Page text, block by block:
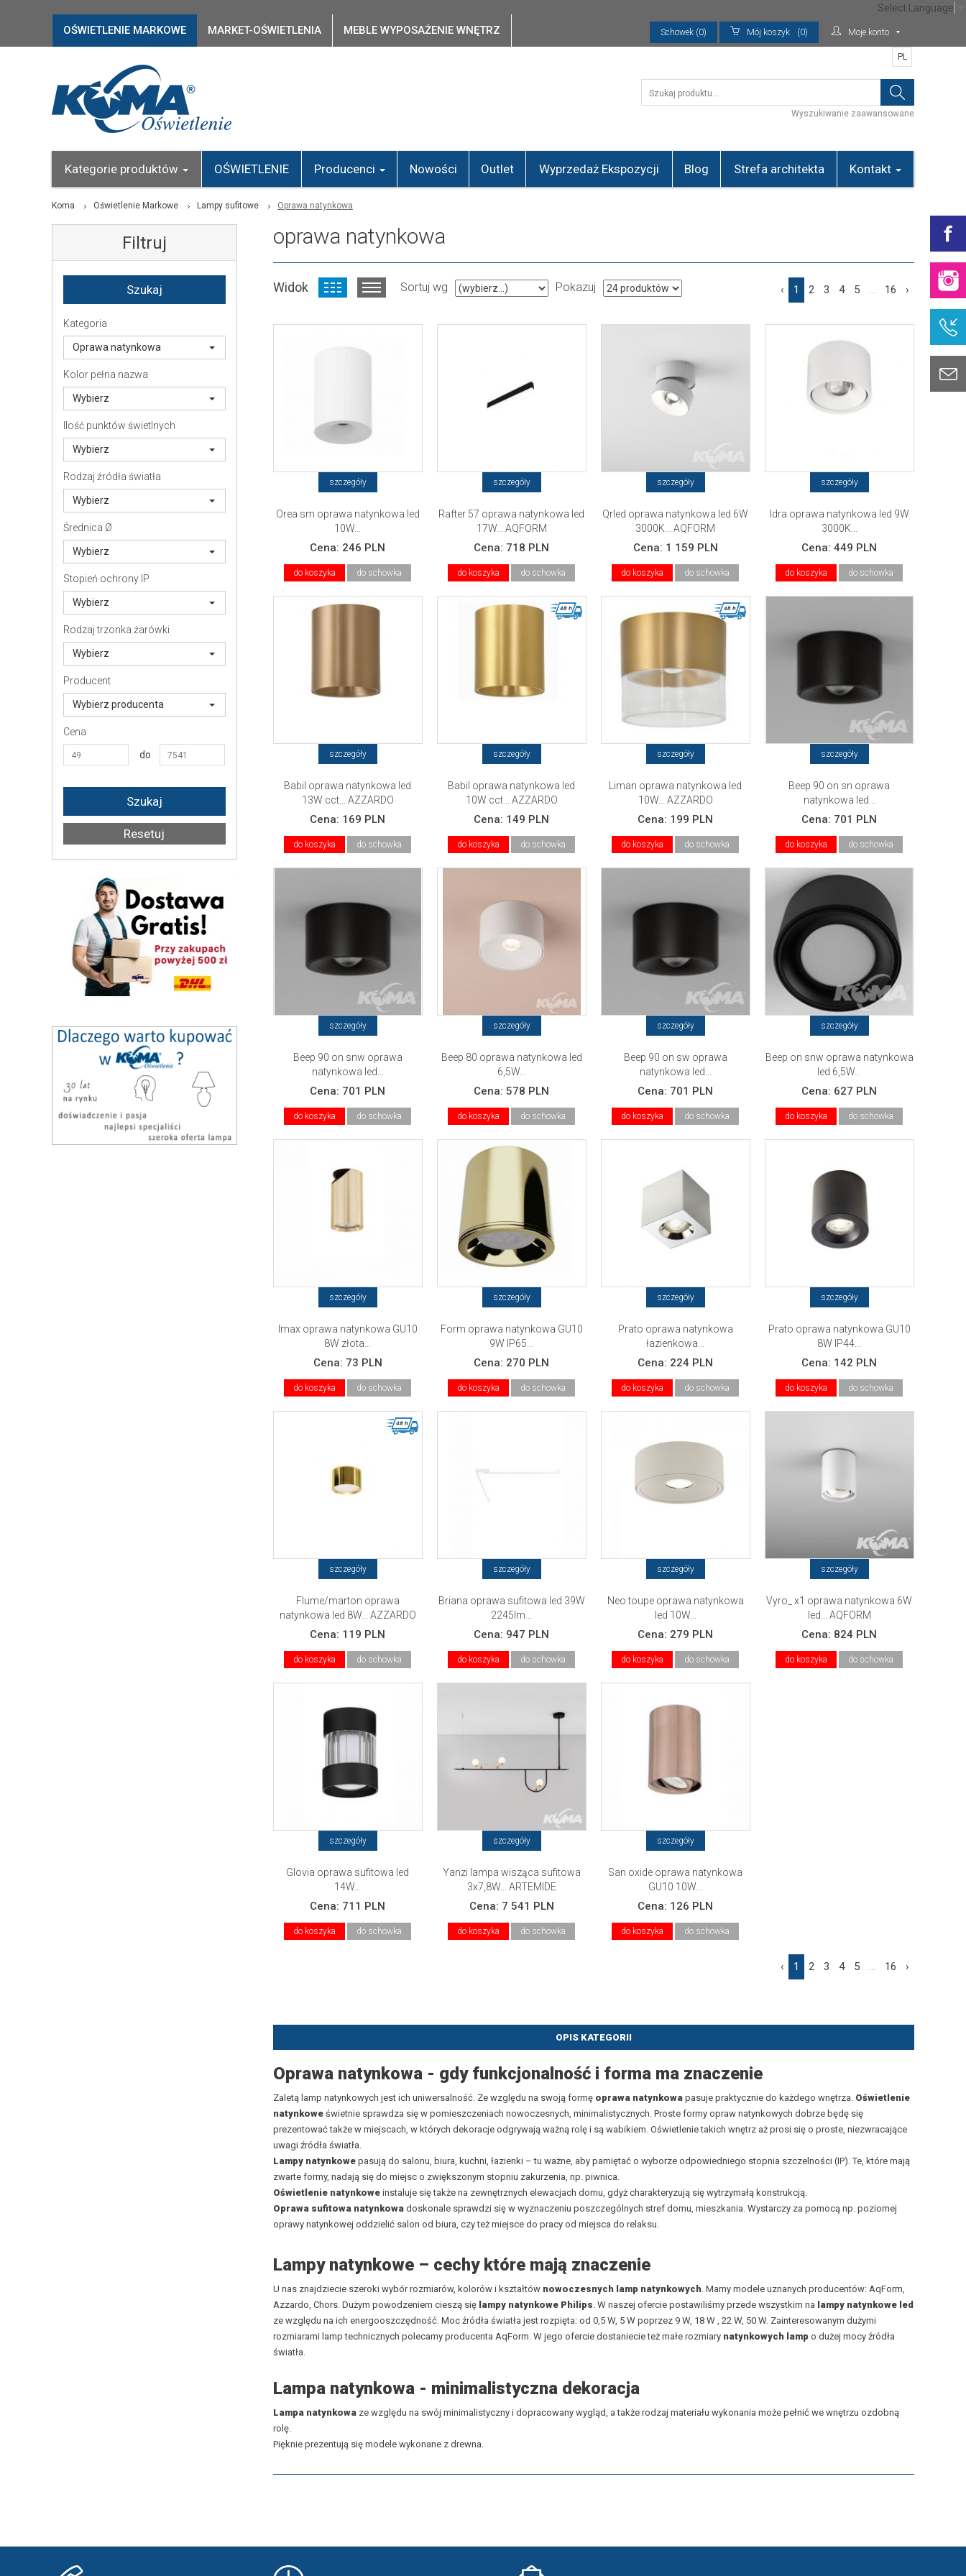
OŚWIETLENIE MARKOWE MARKET-OŚWIETLENIA MEBLE WYPOSAŻENIE WNĘTRZ Schowek (0) Mój koszyk (0) Moje konto
Wyszukiwanie zaawansowane
PL
Kategorie produktów OŚWIETLENIE Producenci Nowości Outlet Wyprzedaż Ekspozycji Blog Strefa architekta Kontakt
Koma Oświetlenie Markowe Lampy sufitowe Oprawa natynkowa
Filtruj
Kategoria
Oprawa natynkowa
Kolor pełna nazwa
Wybierz
Ilość punktów świetlnych
Wybierz
Rodzaj źródła światła
Wybierz
Średnica Ø
Wybierz
Stopień ochrony IP
Wybierz
Rodzaj trzonka żarówki
Wybierz
Producent
Wybierz producenta
Cena
do
oprawa natynkowa
Widok Sortuj wg Pokazuj ‹ 1 2 3 4 5 ... 16 ›
szczegóły
Orea sm oprawa natynkowa led
10W...
Cena: 246 PLN
do koszyka do schowka
szczegóły
Rafter 57 oprawa natynkowa led
17W... AQFORM
Cena: 718 PLN
do koszyka do schowka
szczegóły
Qrled oprawa natynkowa led 6W
3000K... AQFORM
Cena: 1 159 PLN
do koszyka do schowka
szczegóły
Idra oprawa natynkowa led 9W
3000K...
Cena:449 PLN
do koszyka do schowka
szczegóły
Babil oprawa natynkowa led
13W cct... AZZARDO
Cena: 169 PLN
do koszyka do schowka
szczegóły
Babil oprawa natynkowa led
10W cct... AZZARDO
Cena: 149 PLN
do koszyka do schowka
szczegóły
Liman oprawa natynkowa led
10W... AZZARDO
Cena: 199 PLN
do koszyka do schowka
szczegóły
Beep 90 on sn oprawa
natynkowa led...
Cena: 701 PLN
do koszyka do schowka
szczegóły
Beep 90 on snw oprawa
natynkowa led...
Cena: 701 PLN
do koszyka do schowka
szczegóły
Beep 80 oprawa natynkowa led
6,5W...
Cena: 578 PLN
do koszyka do schowka
szczegóły
Beep 90 on sw oprawa
natynkowa led...
Cena: 701 PLN
do koszyka do schowka
szczegóły
Beep on snw oprawa natynkowa
led 6,5W...
Cena: 627 PLN
do koszyka do schowka
szczegóły
Imax oprawa natynkowa GU10
8W złota...
Cena: 73 PLN
do koszyka do schowka
szczegóły
Form oprawa natynkowa GU10
9W IP65...
Cena: 270 PLN
do koszyka do schowka
szczegóły
Prato oprawa natynkowa
łazienkowa...
Cena: 224 PLN
do koszyka do schowka
szczegóły
Prato oprawa natynkowa GU10
8W IP44...
Cena: 142 PLN
do koszyka do schowka
szczegóły
Flume/marton oprawa
natynkowa led 8W... AZZARDO
Cena: 119 PLN
do koszyka do schowka
szczegóły
Briana oprawa sufitowa led 39W
2245lm...
Cena: 947 PLN
do koszyka do schowka
szczegóły
Neo toupe oprawa natynkowa
led 10W...
Cena: 279 PLN
do koszyka do schowka
szczegóły
Vyro_ x1 oprawa natynkowa 6W
led... AQFORM
Cena: 824 PLN
do koszyka do schowka
szczegóły
Glovia oprawa sufitowa led
14W...
Cena: 711 PLN
do koszyka do schowka
szczegóły
Yanzi lampa wisząca sufitowa
3x7,8W... ARTEMIDE
Cena: 7 541 PLN
do koszyka do schowka
szczegóły
San oxide oprawa natynkowa
GU10 10W...
Cena: 126 PLN
do koszyka do schowka
‹ 1 2 3 4 5 ... 16 ›
OPIS KATEGORII
Oprawa natynkowa - gdy funkcjonalność i forma ma znaczenie
Zaletą lamp natynkowych jest ich uniwersalność. Ze względu na swoją formę oprawa natynkowapasuje praktycznie do każdego wnętrza. Oświetlenie
natynkoweświetnie sprawdza się w pomieszczeniach nowoczesnych, minimalistycznych. Proste formy opraw natynkowych dobrze będę się
prezentować także w miejscach, w których dekoracje odgrywają ważną rolę i są wabikiem. Oświetlenie takich wnętrz aż prosi się o proste, niezwracające
uwagi źródła światła.
Lampy natynkowepasują do salonu, biura, kuchni, łazienki – tu ważne, aby pamiętać o wyborze odpowiedniego stopnia szczelności (IP). Te, które mają
zwarte formy, nadają się do miejsc o zwiększonym stopniu zakurzenia, np. piwnica.
Oświetlenie natynkoweinstaluje się także na zewnętrznych elewacjach domu, gdyż charakteryzują się wytrzymałą konstrukcją.
Oprawa sufitowa natynkowadoskonale sprawdzi się w wyznaczeniu poszczególnych stref domu, mieszkania. Wystarczy za pomocą np. poziomej
oprawy natynkowej oddzielić salon od biura, czy też miejsce do pracy od miejsca do relaksu.
Lampy natynkowe – cechy które mają znaczenie
U nas znajdziecie szeroki wybór rozmiarów, kolorów i kształtów nowoczesnych lamp natynkowych. Mamy modele uznanych producentów: AqForm,
Azzardo, Chors. Dużym powodzeniem cieszą się lampy natynkowe Philips. W naszej ofercie postawiliśmy przede wszystkim na lampy natynkowe led
ze względu na ich energooszczędność. Moc źródła światła jest rozpięta: od 0,5 W, 5 W poprzez 9 W, 18 W , 22 W, 50 W. Zainteresowanym dużymi
rozmiarami lamp technicznych polecamy producenta AqForm. W jego ofercie dostaniecie też małe rozmiary natynkowych lamp o dużej mocy źródła
światła.
Lampa natynkowa - minimalistyczna dekoracja
Lampa natynkowaze względu na swój minimalistyczny i dopracowany wygląd, a także rodzaj materiału wykonania może pełnić we wnętrzu ozdobną
rolę.
Pięknie prezentują się modele wykonane z drewna.
Select Language